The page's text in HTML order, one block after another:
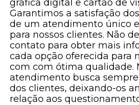
gráfica digital e cartão de
Garantimos a satisfação
de um atendimento único
para nossos clientes. Não
contato para obter mais
cada opção oferecida para
com com ótima qualidade.
atendimento busca
dos clientes, deixando-os
relação aos